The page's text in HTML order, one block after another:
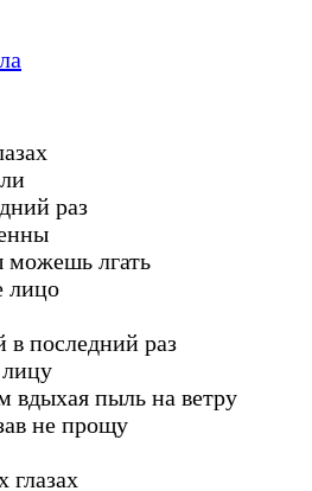
раз
можешь лгать
лицо
в последний раз
вдыхая пыль на ветру
не прощу
глазах